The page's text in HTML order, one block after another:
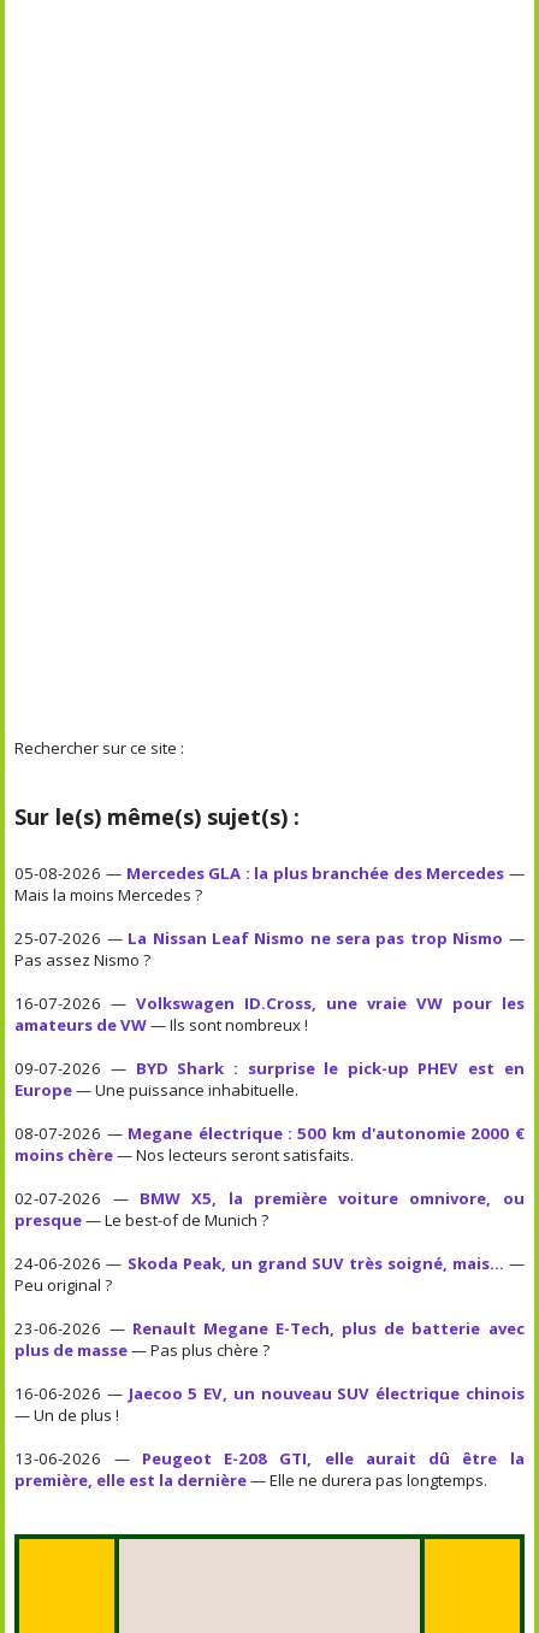
Rechercher sur ce site :
Sur le(s) même(s) sujet(s) :
05-08-2026 — Mercedes GLA : la plus branchée des Mercedes —
Mais la moins Mercedes ?
25-07-2026 — La Nissan Leaf Nismo ne sera pas trop Nismo —
Pas assez Nismo ?
16-07-2026 —Volkswagen ID.Cross, une vraie VW pour les
amateurs de VW— Ils sont nombreux !
09-07-2026 — BYD Shark : surprise le pick-up PHEV est en
Europe— Une puissance inhabituelle.
08-07-2026 — Megane électrique : 500 km d'autonomie 2000 €
moins chère— Nos lecteurs seront satisfaits.
02-07-2026 — BMW X5, la première voiture omnivore, ou
presque— Le best-of de Munich ?
24-06-2026 — Skoda Peak, un grand SUV très soigné, mais... —
Peu original ?
23-06-2026 — Renault Megane E-Tech, plus de batterie avec
plus de masse— Pas plus chère ?
16-06-2026 — Jaecoo 5 EV, un nouveau SUV électrique chinois
— Un de plus !
13-06-2026 — Peugeot E-208 GTI, elle aurait dû être la
première, elle est la dernière— Elle ne durera pas longtemps.